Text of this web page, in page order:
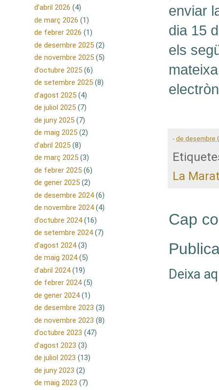
enviar
dia 15
els
-de desembre
La
Cap
Deixa
d’abril 2026 (4)
de març 2026 (1)
de febrer 2026 (1)
de desembre 2025 (2)
de novembre 2025 (5)
d’octubre 2025 (6)
de setembre 2025 (8)
d’agost 2025 (4)
de juliol 2025 (7)
de juny 2025 (7)
de maig 2025 (2)
d’abril 2025 (8)
de març 2025 (3)
de febrer 2025 (6)
de gener 2025 (2)
de desembre 2024(6)
de novembre 2024(4)
d’octubre 2024(16)
de setembre 2024(7)
d’agost 2024(3)
de maig 2024(5)
d’abril 2024(19)
de febrer 2024(5)
de gener 2024(1)
de desembre 2023 (3)
de novembre 2023 (8)
d’octubre 2023 (47)
d’agost 2023 (3)
de juliol 2023 (13)
de juny 2023 (2)
de maig 2023 (7)